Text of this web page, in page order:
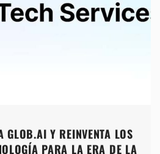
GLOB.AI Y REINVENTA LOS
PARA LA ERA DE LA